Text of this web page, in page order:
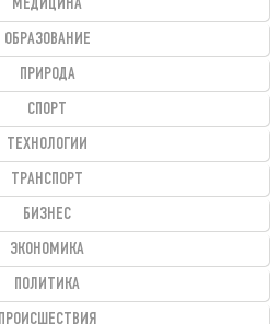
МЕДИЦИНА
ОБРАЗОВАНИЕ
ПРИРОДА
СПОРТ
ТЕХНОЛОГИИ
ТРАНСПОРТ
БИЗНЕС
ЭКОНОМИКА
ПОЛИТИКА
ПРОИСШЕСТВИЯ